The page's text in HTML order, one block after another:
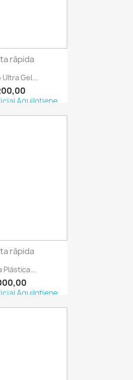
Ultra Gel...
Aquilotiene
rápida
Plástica...
Aquilotiene
rápida